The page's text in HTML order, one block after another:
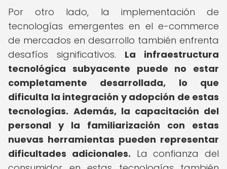
Por otro lado, la implementación de
tecnologías emergentes en el e-commerce
de mercados en desarrollo también enfrenta
desafíos significativos. La infraestructura
tecnológica subyacente puede no estar
completamente desarrollada, lo que
dificulta la integración y adopción de estas
tecnologías. Además, la capacitación del
personal y la familiarización con estas
nuevas herramientas pueden representar
dificultades adicionales. La confianza del